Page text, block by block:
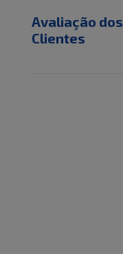
Avaliação dos
Clientes